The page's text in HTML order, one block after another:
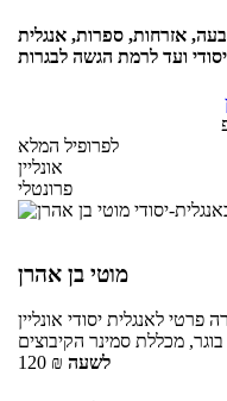
אזרחות, ספרות, אנגלית
לפרופיל המלא
אונליין
פרונטלי
מוטי בן אהרן
פרטי לאנגלית יסודי אונליין
מכללת סמינר הקיבוצים
120 ₪ לשעה